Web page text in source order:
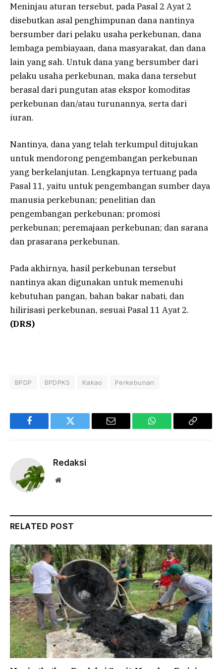
Meninjau aturan tersebut, pada Pasal 2 Ayat 2
disebutkan asal penghimpunan dana nantinya
bersumber dari pelaku usaha perkebunan, dana
lembaga pembiayaan, dana masyarakat, dan dana
lain yang sah. Untuk dana yang bersumber dari
pelaku usaha perkebunan, maka dana tersebut
berasal dari pungutan atas ekspor komoditas
perkebunan dan/atau turunannya, serta dari
iuran.
Nantinya, dana yang telah terkumpul ditujukan
untuk mendorong pengembangan perkebunan
yang berkelanjutan. Lengkapnya tertuang pada
Pasal 11, yaitu untuk pengembangan sumber daya
manusia perkebunan; penelitian dan
pengembangan perkebunan; promosi
perkebunan; peremajaan perkebunan; dan sarana
dan prasarana perkebunan.
Pada akhirnya, hasil perkebunan tersebut
nantinya akan digunakan untuk memenuhi
kebutuhan pangan, bahan bakar nabati, dan
hilirisasi perkebunan, sesuai Pasal 11 Ayat 2.
(DRS)
BPDP BPDPKS Kakao Perkebunan
Facebook Twitter Email WhatsApp Copy
Redaksi
Website
RELATED POST